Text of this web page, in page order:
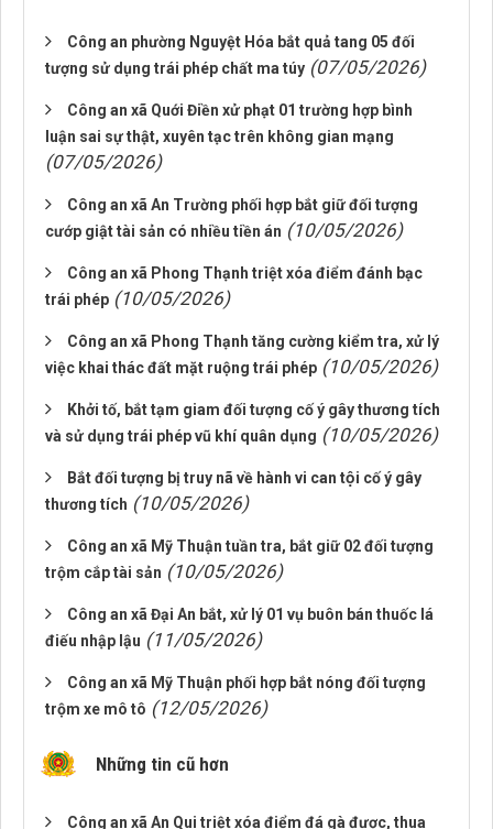
Công an phường Nguyệt Hóa bắt quả tang 05 đối
tượng sử dụng trái phép chất ma túy (07/05/2026)
Công an xã Quới Điền xử phạt 01 trường hợp bình
luận sai sự thật, xuyên tạc trên không gian mạng
(07/05/2026)
Công an xã An Trường phối hợp bắt giữ đối tượng
cướp giật tài sản có nhiều tiền án (10/05/2026)
Công an xã Phong Thạnh triệt xóa điểm đánh bạc
trái phép (10/05/2026)
Công an xã Phong Thạnh tăng cường kiểm tra, xử lý
việc khai thác đất mặt ruộng trái phép (10/05/2026)
Khởi tố, bắt tạm giam đối tượng cố ý gây thương tích
và sử dụng trái phép vũ khí quân dụng (10/05/2026)
Bắt đối tượng bị truy nã về hành vi can tội cố ý gây
thương tích (10/05/2026)
Công an xã Mỹ Thuận tuần tra, bắt giữ 02 đối tượng
trộm cắp tài sản (10/05/2026)
Công an xã Đại An bắt, xử lý 01 vụ buôn bán thuốc lá
điếu nhập lậu (11/05/2026)
Công an xã Mỹ Thuận phối hợp bắt nóng đối tượng
trộm xe mô tô (12/05/2026)
Những tin cũ hơn
Công an xã An Qui triệt xóa điểm đá gà được, thua